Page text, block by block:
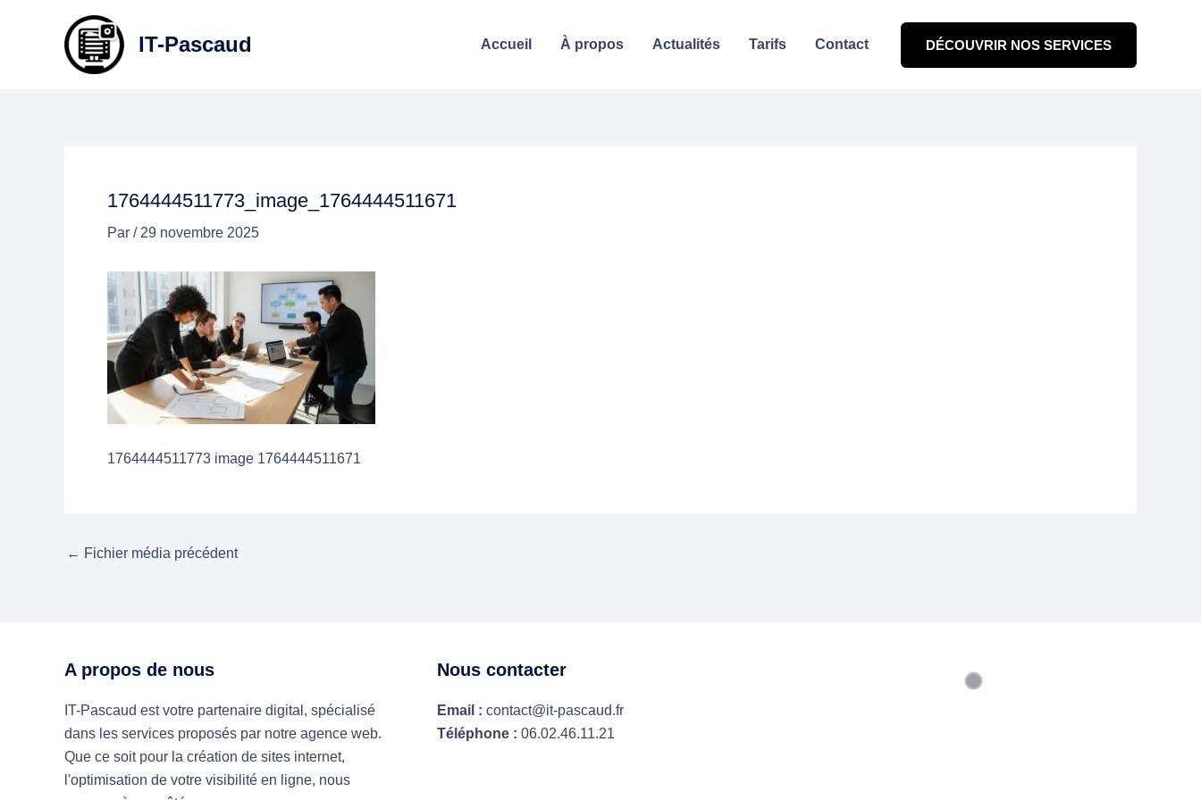
IT-Pascaud Accueil À propos Actualités Tarifs Contact DÉCOUVRIR NOS SERVICES
1764444511773_image_1764444511671
Par / 29 novembre 2025
1764444511773 image 1764444511671
← Fichier média précédent
A propos de nous
IT-Pascaud est votre partenaire digital, spécialisé
dans les services proposés par notre agence web.
Que ce soit pour la création de sites internet,
l'optimisation de votre visibilité en ligne, nous
Nous contacter
Email : contact@it-pascaud.fr
Téléphone : 06.02.46.11.21